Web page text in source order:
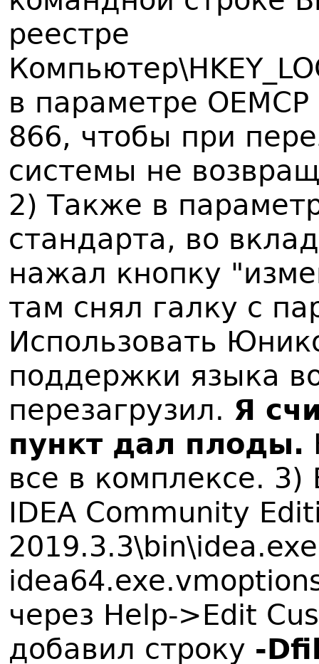
реестре
в параметре
866, чтобы при
системы не
2) Также в
стандарта, во
нажал кнопку
там снял галку с
Использовать
поддержки языка
перезагрузил. Я
пункт дал плоды.
все в комплексе.
IDEA Community
через Help->Edit
добавил строку -